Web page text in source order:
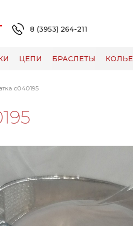
8 (3953) 264-211
ЦЕПИ БРАСЛЕТЫ КОЛЬЕ
с040195